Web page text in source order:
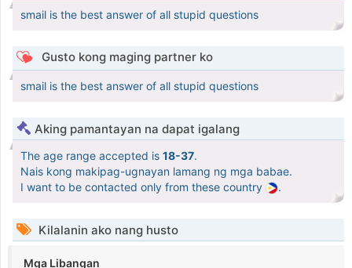
smail is the best answer of all stupid questions
Gusto kong maging partner ko
smail is the best answer of all stupid questions
Aking pamantayan na dapat igalang
The age range accepted is 18-37.
Nais kong makipag-ugnayan lamang ng mga babae.
I want to be contacted only from these country
.
Kilalanin ako nang husto
Mga Libangan